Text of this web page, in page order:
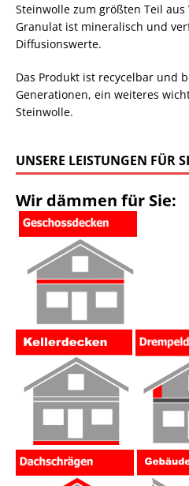
Steinwolle zum größten Teil aus
Granulat ist mineralisch und
Diffusionswerte.
Das Produkt ist recycelbar und
Generationen, ein weiteres
Steinwolle.
UNSERE LEISTUNGEN FÜR
Wir dämmen für Sie: